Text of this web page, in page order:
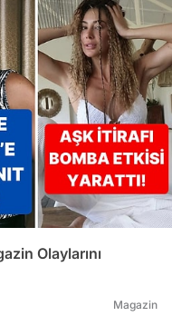
Olaylarını
Magazin